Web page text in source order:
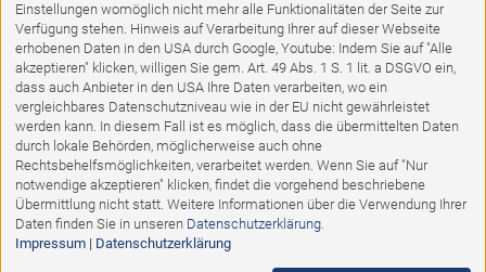
Ausstellungsstück
KOMPLETTSET Esstisch inklusive 4 Polsterstühle
grau
Einstellungen womöglich nicht mehr alle Funktionalitäten der Seite zur
Verfügung stehen. Hinweis auf Verarbeitung Ihrer auf dieser Webseite
erhobenen Daten in den USA durch Google, Youtube: Indem Sie auf "Alle
akzeptieren" klicken, willigen Sie gem. Art. 49 Abs. 1 S. 1 lit. a DSGVO ein,
dass auch Anbieter in den USA Ihre Daten verarbeiten, wo ein
vergleichbares Datenschutzniveau wie in der EU nicht gewährleistet
werden kann. In diesem Fall ist es möglich, dass die übermittelten Daten
durch lokale Behörden, möglicherweise auch ohne
Rechtsbehelfsmöglichkeiten, verarbeitet werden. Wenn Sie auf "Nur
notwendige akzeptieren" klicken, findet die vorgehend beschriebene
Übermittlung nicht statt. Weitere Informationen über die Verwendung Ihrer
Daten finden Sie in unseren Datenschutzerklärung.
Impressum| Datenschutzerklärung